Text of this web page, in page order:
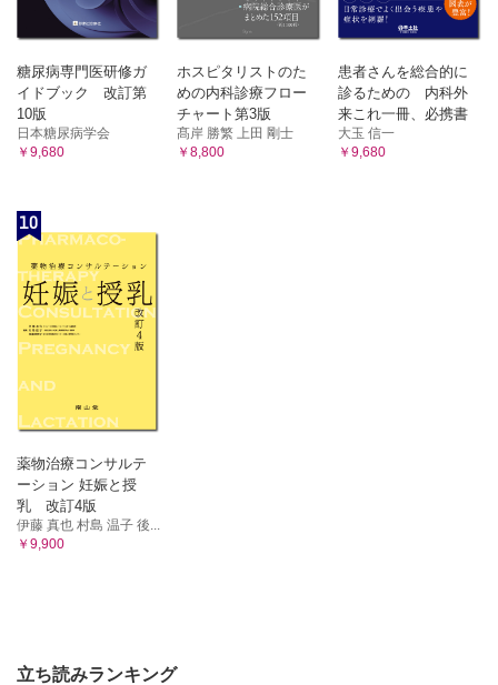
糖尿病専門医研修ガ
イドブック 改訂第
10版
日本糖尿病学会
￥9,680
ホスピタリストのた
めの内科診療フロー
チャート第3版
髙岸 勝繁 上田 剛士
￥8,800
患者さんを総合的に
診るための 内科外
来これ一冊、必携書
大玉 信一
￥9,680
10
薬物治療コンサルテ
ーション 妊娠と授
乳 改訂4版
伊藤 真也 村島 温子 後...
￥9,900
立ち読みランキング